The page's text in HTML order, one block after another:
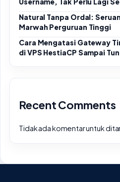
Natural Tanpa Ordal:
Marwah Perguruan Tinggi
Cara Mengatasi Gateway
di VPS HestiaCP Sampai
Recent Comments
Tidak ada komentar untuk